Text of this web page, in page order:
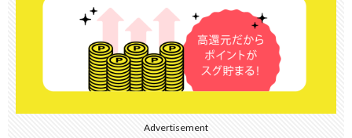
Advertisement